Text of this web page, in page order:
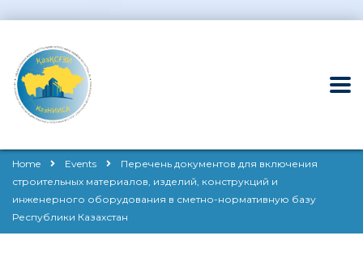
Home Events
Перечень документов для включения
строительных материалов, изделий, конструкций и
инженерного оборудования в сметно-нормативную базу
Республики Казахстан